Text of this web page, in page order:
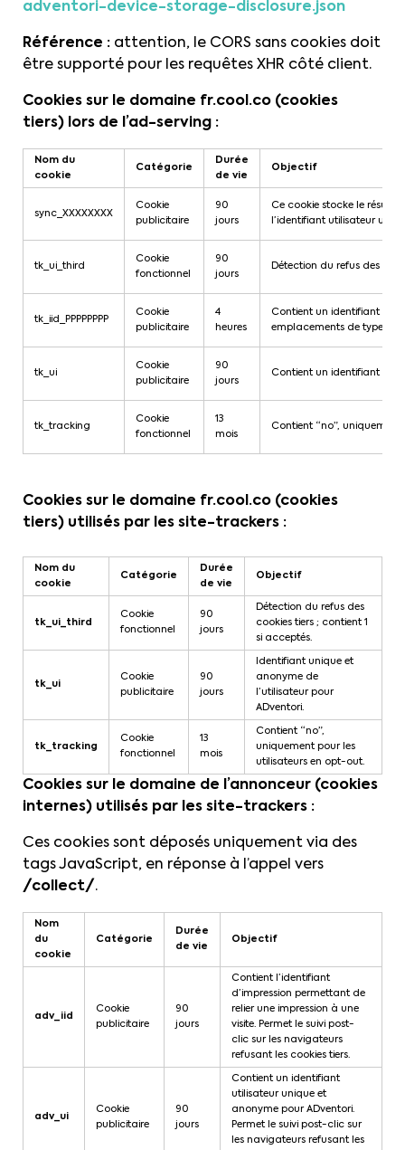
adventori-device-storage-disclosure.json
Référence : attention, le CORS sans cookies doit
être supporté pour les requêtes XHR côté client.
Cookies sur le domaine fr.cool.co (cookies
tiers) lors de l’ad-serving :
Nom du
cookie
Catégorie
Durée
de vie
Objectif
sync_XXXXXXXX
Cookie
publicitaire
90
jours
Ce cookie stocke le
l’identifiant utilisateur
tk_ui_third
Cookie
fonctionnel
90
jours
Détection du refus des
tk_iid_PPPPPPPP
Cookie
publicitaire
4
heures
Contient un identifiant
emplacements de type
tk_ui
Cookie
publicitaire
90
jours
Contient un identifiant
tk_tracking
Cookie
fonctionnel
13
mois
Contient “no”,
Cookies sur le domaine fr.cool.co (cookies
tiers) utilisés par les site-trackers :
Nom du
cookie
Catégorie
Durée
de vie
Objectif
tk_ui_third
Cookie
fonctionnel
90
jours
Détection du refus des
cookies tiers ; contient 1
si acceptés.
tk_ui
Cookie
publicitaire
90
jours
Identifiant unique et
anonyme de
l’utilisateur pour
ADventori.
tk_tracking
Cookie
fonctionnel
13
mois
Contient “no”,
uniquement pour les
utilisateurs en opt-out.
Cookies sur le domaine de l’annonceur (cookies
internes) utilisés par les site-trackers :
Ces cookies sont déposés uniquement via des
tags JavaScript, en réponse à l’appel vers
/collect/.
Nom
du
cookie
Catégorie
Durée
de vie
Objectif
adv_iid
Cookie
publicitaire
90
jours
Contient l’identifiant
d’impression permettant de
relier une impression à une
visite. Permet le suivi post-
clic sur les navigateurs
refusant les cookies tiers.
adv_ui
Cookie
publicitaire
90
jours
Contient un identifiant
utilisateur unique et
anonyme pour ADventori.
Permet le suivi post-clic sur
les navigateurs refusant les